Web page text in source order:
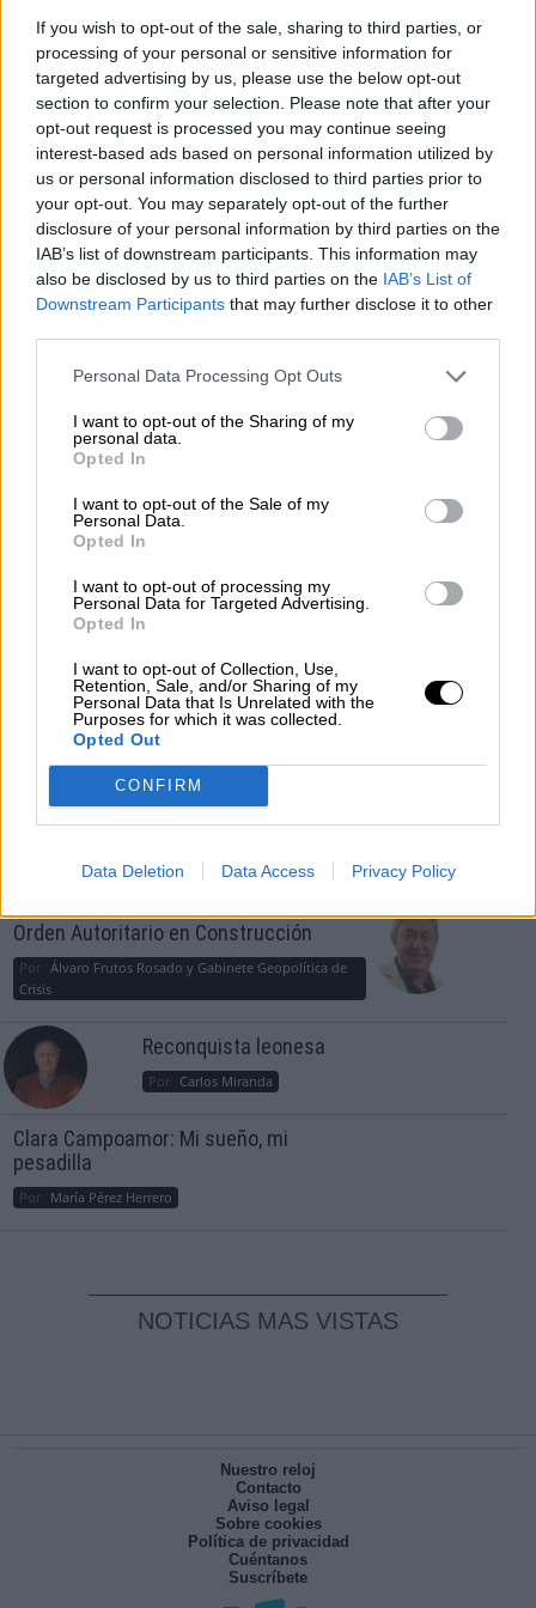
If you wish to opt-out of the sale, sharing to third parties, or
processing of your personal or sensitive information for
targeted advertising by us, please use the below opt-out
section to confirm your selection. Please note that after your
opt-out request is processed you may continue seeing
interest-based ads based on personal information utilized by
us or personal information disclosed to third parties prior to
your opt-out. You may separately opt-out of the further
disclosure of your personal information by third parties on the
IAB’s list of downstream participants. This information may
also be disclosed by us to third parties on the IAB’s List of
Downstream Participants that may further disclose it to other
Personal Data Processing Opt Outs
I want to opt-out of the Sharing of my
personal data.
Opted In
I want to opt-out of the Sale of my
Personal Data.
Opted In
I want to opt-out of processing my
Personal Data for Targeted Advertising.
Opted In
I want to opt-out of Collection, Use,
Retention, Sale, and/or Sharing of my
Personal Data that Is Unrelated with the
Purposes for which it was collected.
Opted Out
CONFIRM
Data Deletion Data Access Privacy Policy
La Justicia estadounidense declara a
Derek Chauvin culpable por el
asesinato de George Floyd
PorSergio Muñoz
Más artículos de este autor
OPINIONES DIVERSAS
consciente del riesgo de una tercera
guerra mundial?
Crisis
Suelta y confía
Orden Autoritario en Construcción
Por Álvaro Frutos Rosado y Gabinete Geopolítica de
Crisis
Reconquista leonesa
Por Carlos Miranda
Clara Campoamor: Mi sueño, mi
pesadilla
Por María Pérez Herrero
NOTICIAS MAS VISTAS
Nuestro reloj
Contacto
Aviso legal
Sobre cookies
Política de privacidad
Cuéntanos
Suscríbete